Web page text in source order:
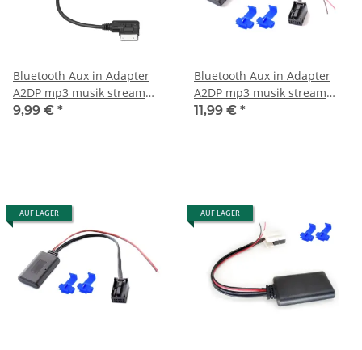
Bluetooth Aux in Adapter
A2DP mp3 musik stream
passend für Mercedes MB
9,99 € *
Bluetooth Aux in Adapter
A2DP mp3 musik stream
passend für Mini One
11,99 € *
AUF LAGER AUF LAGER